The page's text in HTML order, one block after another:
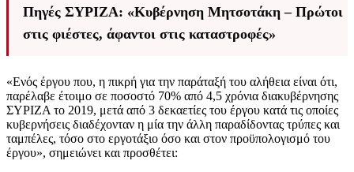
Πηγές ΣΥΡΙΖΑ: «Κυβέρνηση Μητσοτάκη – Πρώτοι
στις φιέστες, άφαντοι στις καταστροφές»
«Ενός έργου που, η πικρή για την παράταξή του αλήθεια είναι ότι,
παρέλαβε έτοιμο σε ποσοστό 70% από 4,5 χρόνια διακυβέρνησης
ΣΥΡΙΖΑ το 2019, μετά από 3 δεκαετίες του έργου κατά τις οποίες
κυβερνήσεις διαδέχονταν η μία την άλλη παραδίδοντας τρύπες και
ταμπέλες, τόσο στο εργοτάξιο όσο και στον προϋπολογισμό του
έργου», σημειώνει και προσθέτει: